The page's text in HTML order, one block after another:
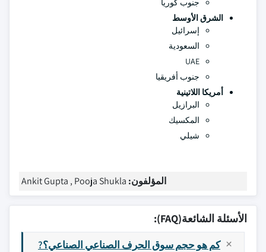
جنوب كوريا
الشرق الأوسط
إسرائيل
السعودية
UAE
جنوب أفريقيا
أمريكا اللاتينية
البرازيل
المكسيك
شيلي
المؤلفون: Ankit Gupta , Pooja Shukla
الأسئلة الشائعة(FAQ):
كم هو حجم سوق الحرف الصناعي الصناعي؟?